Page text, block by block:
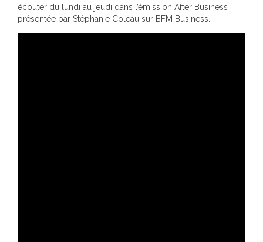
écouter du lundi au jeudi dans l’émission After Business
présentée par Stéphanie Coleau sur BFM Business.